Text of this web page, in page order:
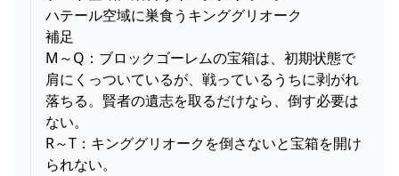
ハテール空域に巣食うキンググリオーク
補足
M～Q：ブロックゴーレムの宝箱は、初期状態で
肩にくっついているが、戦っているうちに剥がれ
落ちる。賢者の遺志を取るだけなら、倒す必要は
ない。
R～T：キンググリオークを倒さないと宝箱を開け
られない。